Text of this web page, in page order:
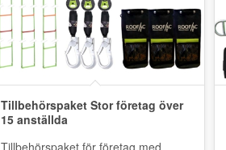
Tillbehörspaket Stor företag över
15 anställda